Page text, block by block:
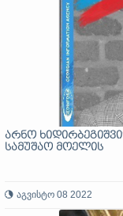
არნო
სამუშაო მოელის
აგვისტო 08 2022